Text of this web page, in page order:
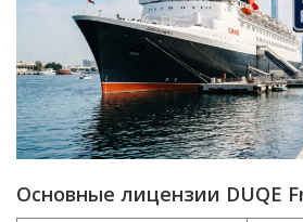
Основные лицензии DUQE